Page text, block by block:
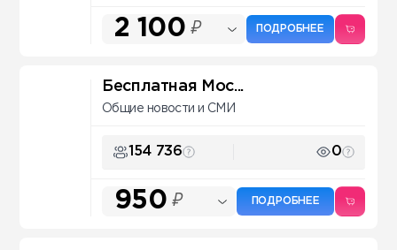
2 100 ₽ ПОДРОБНЕЕ
Бесплатная Мос...
Общие новости и СМИ
154 736 0
950 ₽ ПОДРОБНЕЕ